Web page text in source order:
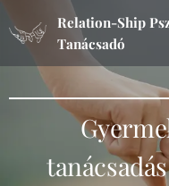
Relation-Ship
Tanácsadó